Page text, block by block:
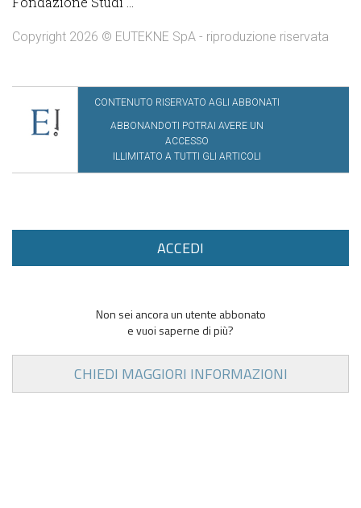
Copyright 2026 © EUTEKNE SpA - riproduzione riservata
CONTENUTO RISERVATO AGLI ABBONATI
ABBONANDOTI POTRAI AVERE UN
ACCESSO
ILLIMITATO A TUTTI GLI ARTICOLI
ACCEDI
Non sei ancora un utente abbonato
e vuoi saperne di più?
CHIEDI MAGGIORI INFORMAZIONI